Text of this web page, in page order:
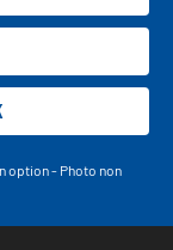
option - Photo non